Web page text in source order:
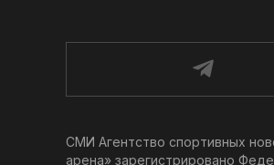
СМИ Агентство спортивных
арена» зарегистрировано